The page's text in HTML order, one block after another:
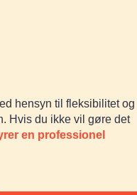
hensyn til fleksibilitet og
Hvis du ikke vil gøre det
en professionel